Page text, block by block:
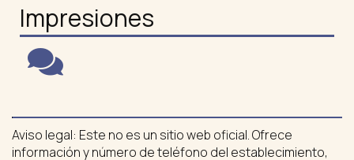
Impresiones
Aviso legal: Este no es un sitio web oficial. Ofrece
información y número de teléfono del establecimiento,